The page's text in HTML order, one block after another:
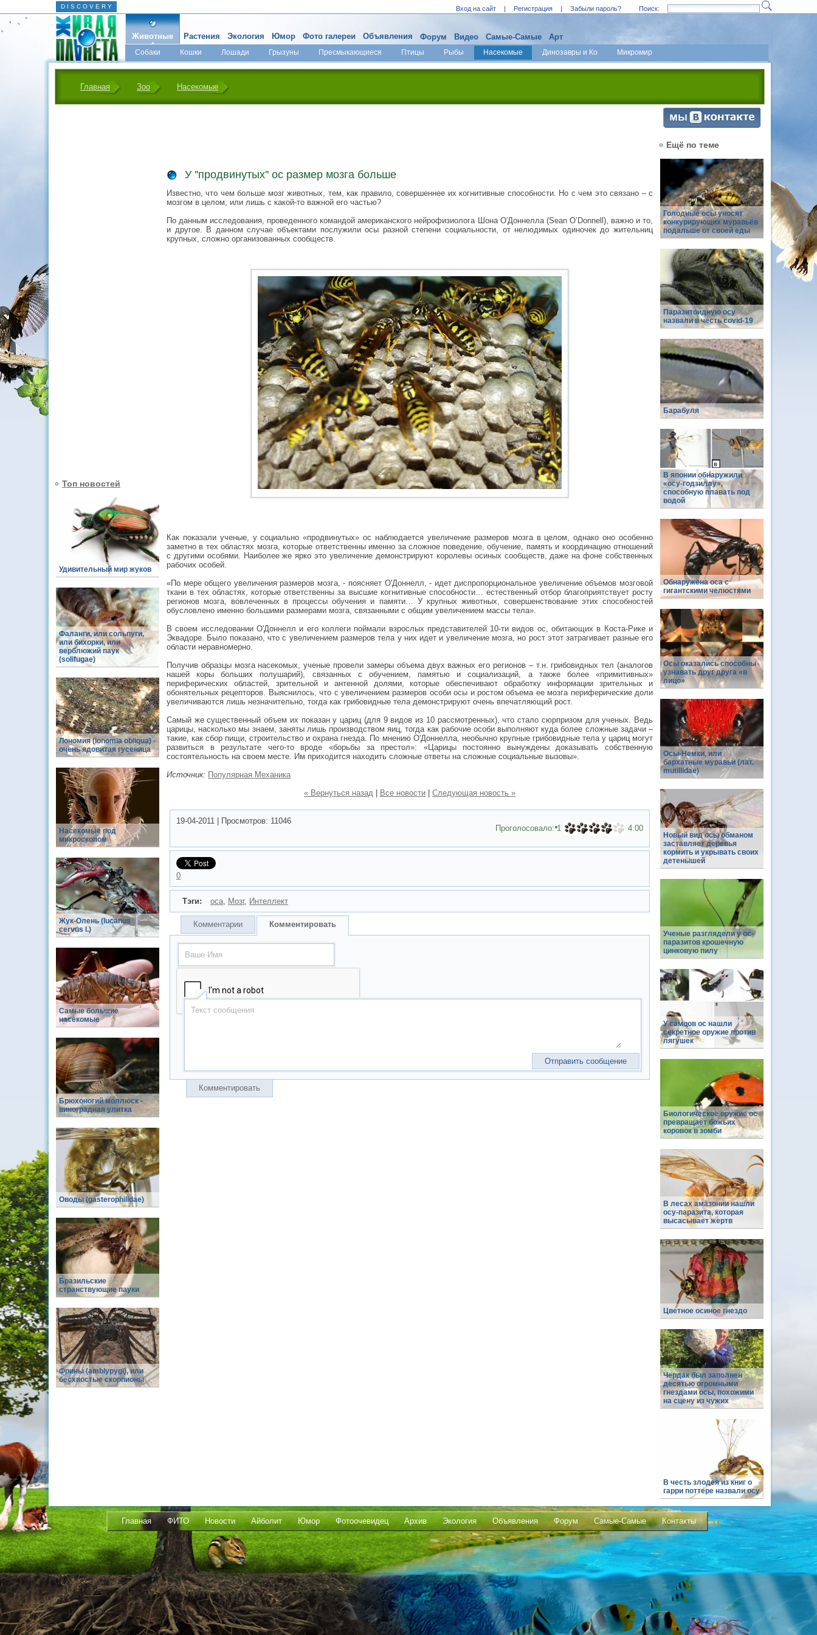
D I S C O V E R Y Вход на сайт | Регистрация | Забыли пароль? Поиск:
Животные
Собаки Кошки Лошади Грызуны Пресмыкающиеся Птицы Рыбы Насекомые Динозавры и Ко Микромир
Растения Экология Юмор Фото галереи Объявления Форум Видео Самые-Самые Арт
Главная Зоо Насекомые
Топ новостей
Удивительный мир жуков
Фаланги, или сольпуги,
или бихорки, или
верблюжий паук
(solifugae)
Лономия (lonomia obliqua) -
очень ядовитая гусеница
Насекомые под
микроскопом
Жук-Олень (lucanus
cervus l.)
Самые большие
насекомые
Брюхоногий моллюск -
виноградная улитка
Оводы (gasterophilidae)
Бразильские
странствующие пауки
Фрины (amblypygi), или
бесхвостые скорпионы
У ''продвинутых'' ос размер мозга больше
Известно, что чем больше мозг животных, тем, как правило, совершеннее их когнитивные способности. Но с чем это связано – с
мозгом в целом, или лишь с какой-то важной его частью?
По данным исследования, проведенного командой американского нейрофизиолога Шона О′Доннелла (Sean O’Donnell), важно и то,
и другое. В данном случае объектами послужили осы разной степени социальности, от нелюдимых одиночек до жительниц
крупных, сложно организованных сообществ.
Как показали ученые, у социально «продвинутых» ос наблюдается увеличение размеров мозга в целом, однако оно особенно
заметно в тех областях мозга, которые ответственны именно за сложное поведение, обучение, память и координацию отношений
с другими особями. Наиболее же ярко это увеличение демонстрируют королевы осиных сообществ, даже на фоне собственных
рабочих особей.
«По мере общего увеличения размеров мозга, - поясняет О'Доннелл, - идет диспропорциональное увеличение объемов мозговой
ткани в тех областях, которые ответственны за высшие когнитивные способности… естественный отбор благоприятствует росту
регионов мозга, вовлеченных в процессы обучения и памяти… У крупных животных, совершенствование этих способностей
обусловлено именно большими размерами мозга, связанными с общим увеличением массы тела».
В своем исследовании О'Доннелл и его коллеги поймали взрослых представителей 10-ти видов ос, обитающих в Коста-Рике и
Эквадоре. Было показано, что с увеличением размеров тела у них идет и увеличение мозга, но рост этот затрагивает разные его
области неравномерно.
Получив образцы мозга насекомых, ученые провели замеры объема двух важных его регионов – т.н. грибовидных тел (аналогов
нашей коры больших полушарий), связанных с обучением, памятью и социализаций, а также более «примитивных»
периферических областей, зрительной и антенной долями, которые обеспечивают обработку информации зрительных и
обонятельных рецепторов. Выяснилось, что с увеличением размеров особи осы и ростом объема ее мозга периферические доли
увеличиваются лишь незначительно, тогда как грибовидные тела демонстрируют очень впечатляющий рост.
Самый же существенный объем их показан у цариц (для 9 видов из 10 рассмотренных), что стало сюрпризом для ученых. Ведь
царицы, насколько мы знаем, заняты лишь производством яиц, тогда как рабочие особи выполняют куда более сложные задачи –
такие, как сбор пищи, строительство и охрана гнезда. По мнению О'Доннелла, необычно крупные грибовидные тела у цариц могут
развиться в результате чего-то вроде «борьбы за престол»: «Царицы постоянно вынуждены доказывать собственную
состоятельность на своем месте. Им приходится находить сложные ответы на сложные социальные вызовы».
Источник: Популярная Механика
« Вернуться назад
Все новости Следующая новость »
19-04-2011 Просмотров: 11046
Проголосовало:1 4.00
0
Тэги: оса, Мозг, Интеллект
Комментарии Комментировать
Комментировать
Ещё по теме
Голодные осы уносят
конкурирующих муравьёв
подальше от своей еды
Паразитоидную осу
назвали в честь covid-19
Барабуля
В японии обнаружили
«осу-годзиллу»,
способную плавать под
водой
Обнаружена оса с
гигантскими челюстями
Осы оказались способны
узнавать друг друга «в
лицо»
Осы-Немки, или
бархатные муравьи (лат.
mutillidae)
Новый вид осы обманом
заставляет деревья
кормить и укрывать своих
детенышей
Ученые разглядели у ос-
паразитов крошечную
цинковую пилу
У самцов ос нашли
секретное оружие против
лягушек
Биологическое оружие ос
превращает божьих
коровок в зомби
В лесах амазонии нашли
осу-паразита, которая
высасывает жертв
Цветное осиное гнездо
Чердак был заполнен
десятью огромными
гнездами осы, похожими
на сцену из чужих
В честь злодея из книг о
гарри поттере назвали осу
Главная ФИТО Новости Айболит Юмор Фотоочевидец Архив Экология Объявления Форум Самые-Самые Контакты